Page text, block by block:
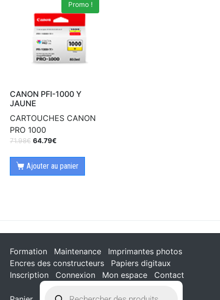
Promo !
CANON PFI-1000 Y
JAUNE
CARTOUCHES CANON
PRO 1000
71.98€ 64.79€
Ajouter au panier
Formation Maintenance
Imprimantes photos
Encres des constructeurs
Papiers digitaux
Inscription
Connexion Mon espace Contact